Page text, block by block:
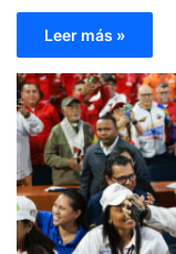
Leer más »